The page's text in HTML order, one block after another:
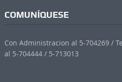
COMUNÍQUESE
Con Administracion al 5-704269 /
al 5-704444 / 5-713013